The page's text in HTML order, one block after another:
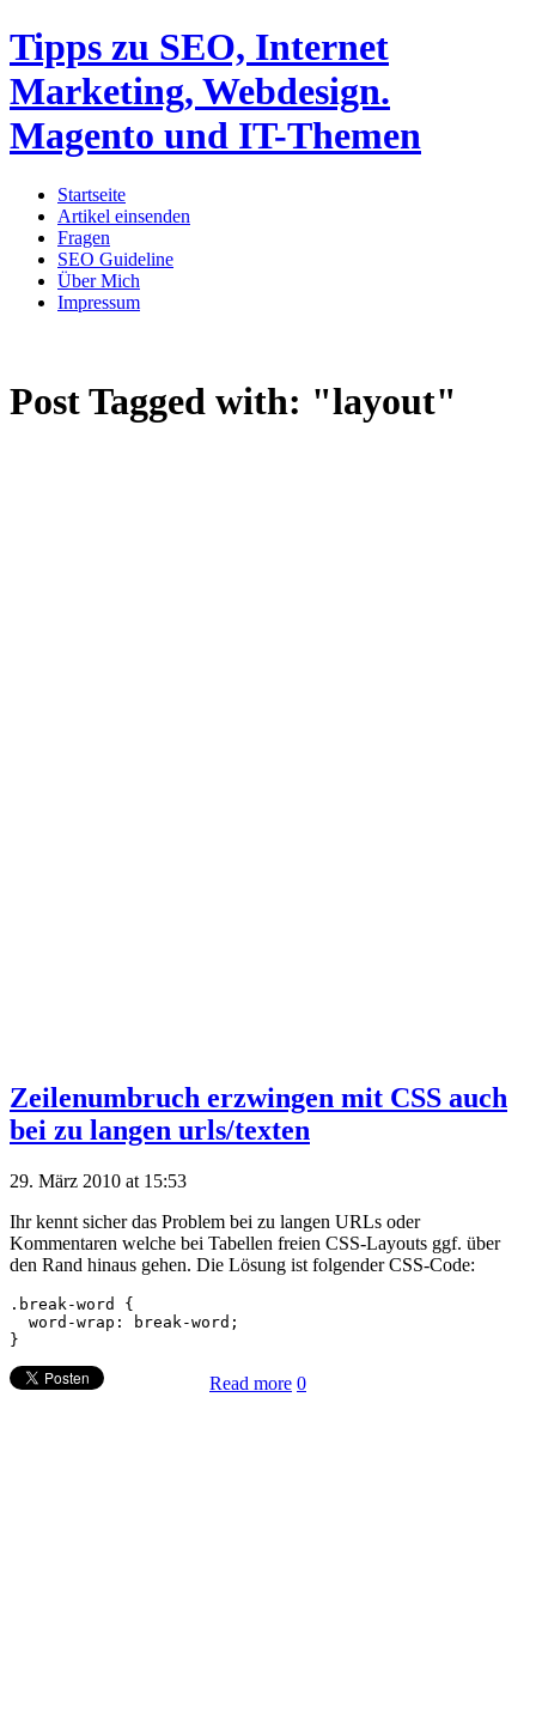
Tipps zu SEO, Internet
Marketing, Webdesign.
Magento und IT-Themen
Startseite
Artikel einsenden
Fragen
SEO Guideline
Über Mich
Impressum
Post Tagged with: "layout"
Zeilenumbruch erzwingen mit CSS auch
bei zu langen urls/texten
29. März 2010 at 15:53
Ihr kennt sicher das Problem bei zu langen URLs oder
Kommentaren welche bei Tabellen freien CSS-Layouts ggf. über
den Rand hinaus gehen. Die Lösung ist folgender CSS-Code:
.break-word {
  word-wrap: break-word;
Read more 0